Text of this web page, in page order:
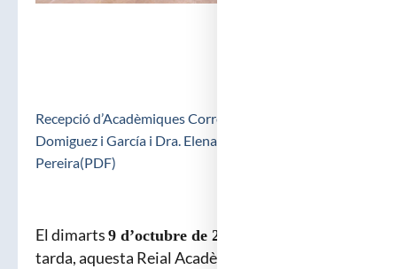
Recepció d’Acadèmiques Corresponents Dra. Àngela
Domiguez i García i Dra. Elena Guardiola i
Pereira(PDF)
El dimarts 9 d’octubre de 2018
tarda, aquesta Reial Acadèmia de Medicina de